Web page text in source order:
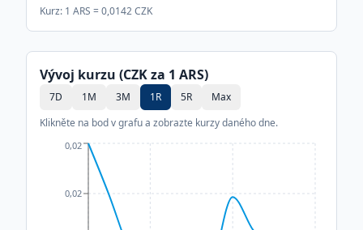
Kurz: 1 ARS =0,0142CZK
Vývoj kurzu (CZK za 1 ARS)
7D 1M 3M 1R 5R
Max
Klikněte na bod v grafu a zobrazte kurzy daného dne.
0,02
0,02